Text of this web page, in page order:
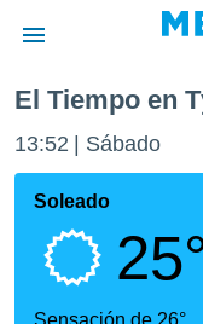
de
por
que se
calidad.
a este
El Tiempo en
13:52 Sábado
Soleado
Sensación de 26°